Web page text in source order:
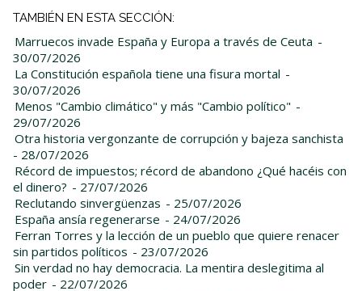
TAMBIÉN EN ESTA SECCIÓN:
Marruecos invade España y Europa a través de Ceuta -
30/07/2026
La Constitución española tiene una fisura mortal -
30/07/2026
Menos "Cambio climático" y más "Cambio político" -
29/07/2026
Otra historia vergonzante de corrupción y bajeza sanchista
- 28/07/2026
Récord de impuestos; récord de abandono ¿Qué hacéis con
el dinero? - 27/07/2026
Reclutando sinvergüenzas - 25/07/2026
España ansía regenerarse - 24/07/2026
Ferran Torres y la lección de un pueblo que quiere renacer
sin partidos políticos - 23/07/2026
Sin verdad no hay democracia. La mentira deslegitima al
poder - 22/07/2026